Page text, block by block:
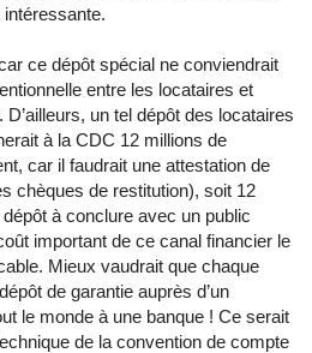
intéressante.
ce dépôt spécial ne conviendrait
entre les locataires et
D’ailleurs, un tel dépôt des locataires
à la CDC 12 millions de
car il faudrait une attestation de
chèques de restitution), soit 12
à conclure avec un public
important de ce canal financier le
Mieux vaudrait que chaque
de garantie auprès d’un
le monde à une banque ! Ce serait
de la convention de compte